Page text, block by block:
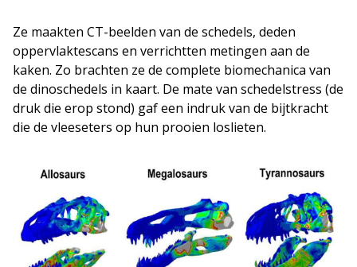
Ze maakten CT-beelden van de schedels, deden
oppervlaktescans en verrichtten metingen aan de
kaken. Zo brachten ze de complete biomechanica van
de dinoschedels in kaart. De mate van schedelstress (de
druk die erop stond) gaf een indruk van de bijtkracht
die de vleeseters op hun prooien loslieten.